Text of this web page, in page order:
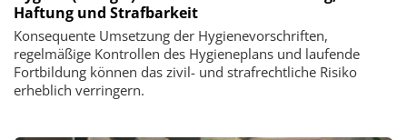
Haftung und Strafbarkeit
Konsequente Umsetzung der Hygienevorschriften,
regelmäßige Kontrollen des Hygieneplans und laufende
Fortbildung können das zivil- und strafrechtliche Risiko
erheblich verringern.